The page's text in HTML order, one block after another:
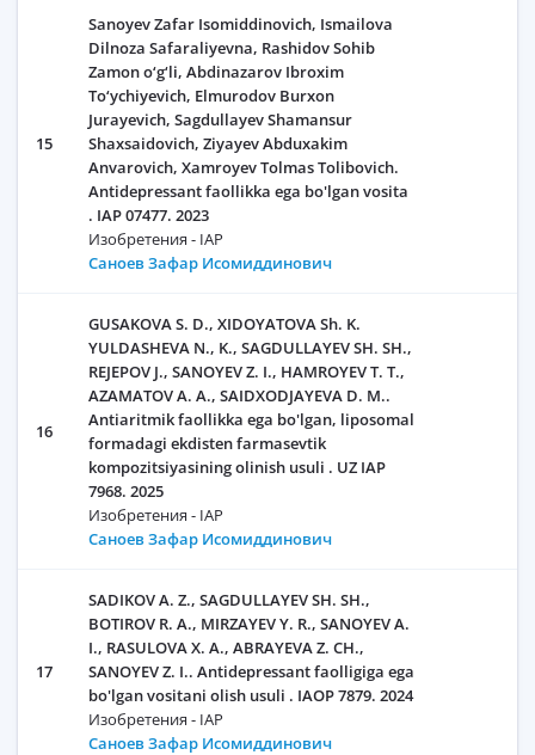
15
Sanoyev Zafar Isomiddinovich, Ismailova
Dilnoza Safaraliyevna, Rashidov Sohib
Zamon o‘g‘li, Abdinazarov Ibroxim
To‘ychiyevich, Elmurodov Burxon
Jurayevich, Sagdullayev Shamansur
Shaxsaidovich, Ziyayev Abduxakim
Anvarovich, Xamroyev Tolmas Tolibovich.
Antidepressant faollikka ega bo'lgan vosita
. IAP 07477. 2023
Изобретения - IAP
Саноев Зафар Исомиддинович
16
GUSAKOVA S. D., XIDOYATOVA Sh. K.
YULDASHEVA N., K., SAGDULLAYEV SH. SH.,
REJEPOV J., SANOYEV Z. I., HAMROYEV T. T.,
AZAMATOV A. A., SAIDXODJAYEVA D. M..
Antiaritmik faollikka ega bo'lgan, liposomal
formadagi ekdisten farmasevtik
kompozitsiyasining olinish usuli . UZ IAP
7968. 2025
Изобретения - IAP
Саноев Зафар Исомиддинович
17
SADIKOV A. Z., SAGDULLAYEV SH. SH.,
BOTIROV R. A., MIRZAYEV Y. R., SANOYEV A.
I., RASULOVA X. A., ABRAYEVA Z. CH.,
SANOYEV Z. I.. Antidepressant faolligiga ega
bo'lgan vositani olish usuli . IAOP 7879. 2024
Изобретения - IAP
Саноев Зафар Исомиддинович